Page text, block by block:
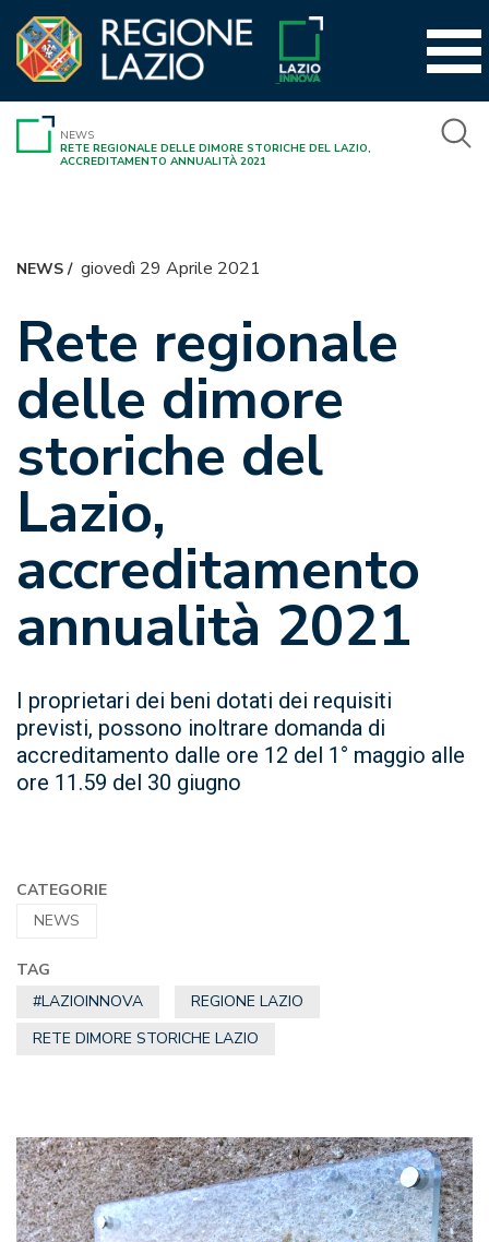
contenuto
NEWS
RETE REGIONALE DELLE DIMORE STORICHE DEL LAZIO,
ACCREDITAMENTO ANNUALITÀ 2021
NEWS/ giovedì 29 Aprile 2021
Rete regionale
delle dimore
storiche del
Lazio,
accreditamento
annualità 2021
I proprietari dei beni dotati dei requisiti
previsti, possono inoltrare domanda di
accreditamento dalle ore 12 del 1° maggio alle
ore 11.59 del 30 giugno
CATEGORIE
NEWS
TAG
#LAZIOINNOVA
REGIONE LAZIO
RETE DIMORE STORICHE LAZIO